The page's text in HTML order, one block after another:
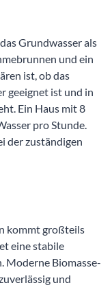
Grundwasser als
und ein
ist, ob das
geeignet ist und in
Ein Haus mit 8
pro Stunde.
der zuständigen
kommt großteils
eine stabile
Moderne Biomasse-
und